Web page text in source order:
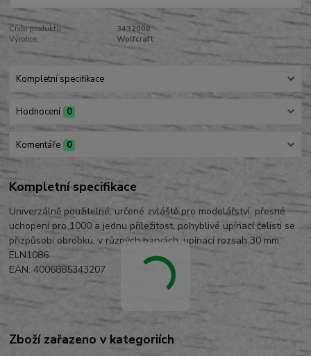
Číslo produktu:
3432000
Výrobce:
Wolfcraft
Kompletní specifikace
Hodnocení 0
Komentáře 0
Kompletní specifikace
Univerzálně použitelné, určené zvláště pro modelářství, přesné
uchopení pro 1000 a jednu příležitost, pohyblivé upínací čelisti se
přizpůsobí obrobku, v různých barvách, upínací rozsah 30 mm.
ELN1086
EAN: 4006885343207
Zboží zařazeno v kategoriích